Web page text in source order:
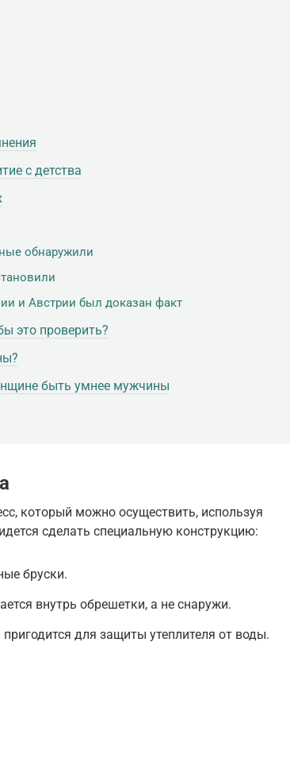
с детства
обнаружили
и Австрии был доказан факт
это проверить?
быть умнее мужчины
который можно осуществить, используя
сделать специальную конструкцию:
бруски.
внутрь обрешетки, а не снаружи.
для защиты утеплителя от воды.